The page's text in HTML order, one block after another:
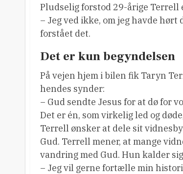
Pludselig forstod 29-årige Terrell
– Jeg ved ikke, om jeg havde
forstået det.
Det er kun begyndelsen
På vejen hjem i bilen fik Taryn
hendes synder:
– Gud sendte Jesus for at dø for
Det er én, som virkelig led og
Terrell ønsker at dele sit
Gud. Terrell mener, at mange
vandring med Gud. Hun kalder
– Jeg vil gerne fortælle min